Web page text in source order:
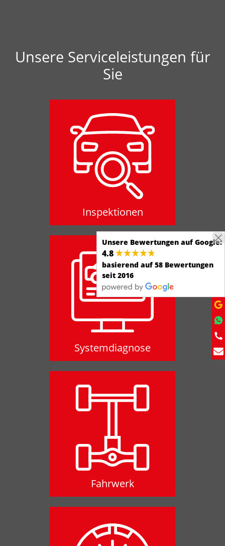
Unsere Serviceleistungen für
Sie
Inspektionen
Inspektionen
Systemdiagnose
Systemdiagnose
Fahrwerk
Unsere Bewertungen auf Google:
4.8
basierend auf 58 Bewertungen
seit 2016